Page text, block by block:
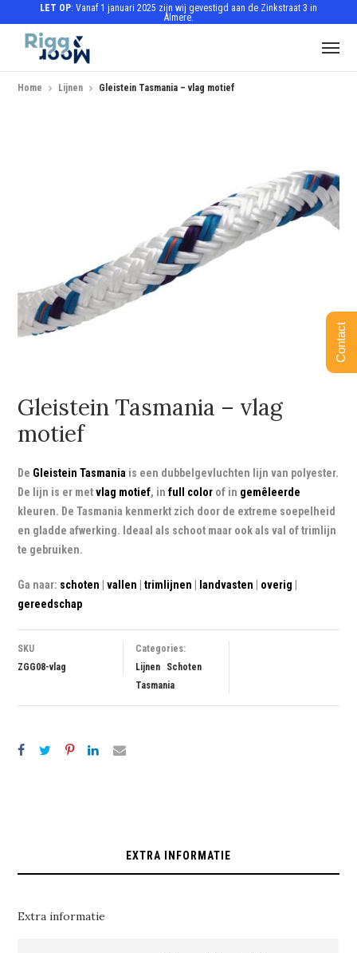
LET OP: Vanaf 1 januari 2025 zijn wij gevestigd aan de Zinkstraat 3 in
Almere.
Home Lijnen Gleistein Tasmania – vlag motief
Gleistein Tasmania – vlag
motief
De Gleistein Tasmania is een dubbelgevluchten lijn van polyester.
De lijn is er metvlag motief, infull color of in gemêleerde
kleuren. De Tasmania kenmerkt zich door de extreme soepelheid
en gladde afwerking. Ideaal als schoot maar ook als val of trimlijn
te gebruiken.
Ga naar: schoten |vallen |trimlijnen landvasten overig
gereedschap
SKU
ZGG08-vlag
Categories:
Lijnen
Schoten
Tasmania
EXTRA INFORMATIE
Extra informatie
Contact